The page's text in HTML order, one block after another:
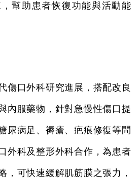
幫助患者恢復功能與活動能
傷口外科研究進展，搭配改良
內服藥物，針對急慢性傷口提
尿病足、褥瘡、疤痕修復等問
外科及整形外科合作，為患者
，可快速緩解肌筋膜之張力，